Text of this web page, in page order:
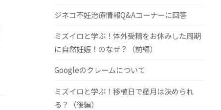
ジネコ不妊治療情報Q&Aコーナーに回答
ミズイロと学ぶ！体外受精をお休みした周期
に自然妊娠！のなぜ？（前編）
Googleのクレームについて
ミズイロと学ぶ！移植日で産月は決められ
る？（後編）